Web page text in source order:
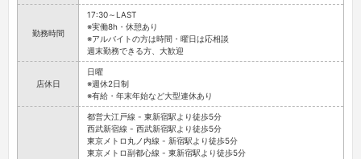
勤務時間
17:30～LAST
※実働8h・休憩あり
※アルバイトの方は時間・曜日は応相談
週末勤務できる方、大歓迎
店休日
日曜
※週休2日制
※有給・年末年始など大型連休あり
都営大江戸線 - 東新宿駅より徒歩5分
西武新宿線 - 西武新宿駅より徒歩5分
東京メトロ丸ノ内線 - 新宿駅より徒歩5分
東京メトロ副都心線 - 東新宿駅より徒歩5分